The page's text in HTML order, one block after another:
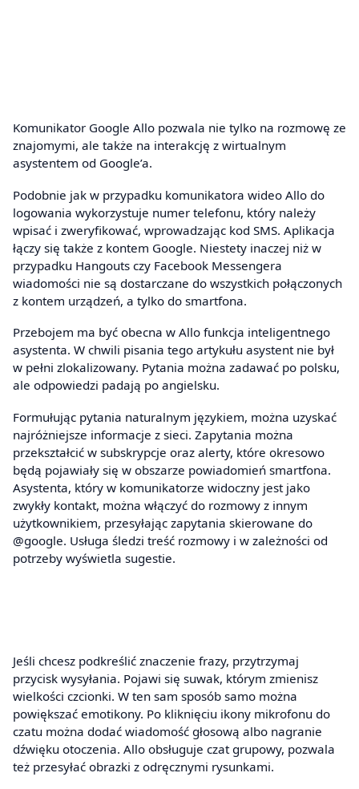
Komunikator Google Allo pozwala nie tylko na rozmowę ze
znajomymi, ale także na interakcję z wirtualnym
asystentem od Google’a.
Podobnie jak w przypadku komunikatora wideo Allo do
logowania wykorzystuje numer telefonu, który należy
wpisać i zweryfikować, wprowadzając kod SMS. Aplikacja
łączy się także z kontem Google. Niestety inaczej niż w
przypadku Hangouts czy Facebook Messengera
wiadomości nie są dostarczane do wszystkich połączonych
z kontem urządzeń, a tylko do smartfona.
Przebojem ma być obecna w Allo funkcja inteligentnego
asystenta. W chwili pisania tego artykułu asystent nie był
w pełni zlokalizowany. Pytania można zadawać po polsku,
ale odpowiedzi padają po angielsku.
Formułując pytania naturalnym językiem, można uzyskać
najróżniejsze informacje z sieci. Zapytania można
przekształcić w subskrypcje oraz alerty, które okresowo
będą pojawiały się w obszarze powiadomień smartfona.
Asystenta, który w komunikatorze widoczny jest jako
zwykły kontakt, można włączyć do rozmowy z innym
użytkownikiem, przesyłając zapytania skierowane do
@google. Usługa śledzi treść rozmowy i w zależności od
potrzeby wyświetla sugestie.
Jeśli chcesz podkreślić znaczenie frazy, przytrzymaj
przycisk wysyłania. Pojawi się suwak, którym zmienisz
wielkości czcionki. W ten sam sposób samo można
powiększać emotikony. Po kliknięciu ikony mikrofonu do
czatu można dodać wiadomość głosową albo nagranie
dźwięku otoczenia. Allo obsługuje czat grupowy, pozwala
też przesyłać obrazki z odręcznymi rysunkami.